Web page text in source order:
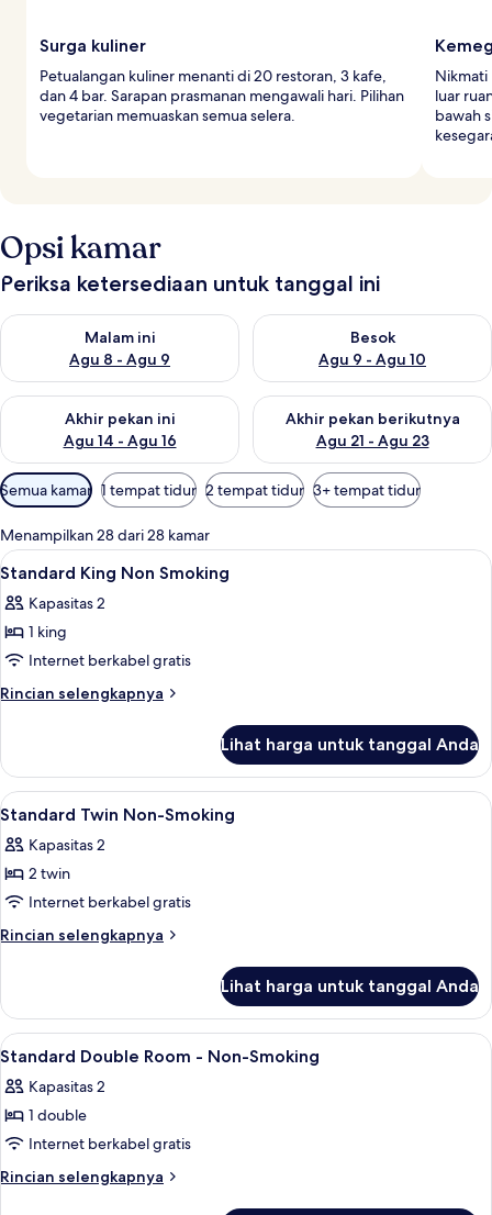
Surga kuliner
Petualangan kuliner menanti di 20 restoran, 3 kafe,
dan 4 bar. Sarapan prasmanan mengawali hari. Pilihan
vegetarian memuaskan semua selera.
Nikmati
luar
bawah
Opsi kamar
Periksa ketersediaan untuk tanggal ini
Malam ini
Agu 8 - Agu 9
Periksa ketersediaan untuk malam ini Agu 8 - Agu 9
Besok
Agu 9 - Agu 10
Periksa ketersediaan untuk
Akhir pekan ini
Agu 14 - Agu 16
Periksa ketersediaan untuk akhir pekan ini Agu 14 - Agu 16
Akhir pekan berikutnya
Agu 21 - Agu 23
Periksa ketersediaan untuk
Filter
tersedia
untuk
kamar
Semua kamar 1 tempat tidur 2 tempat tidur 3+ tempat tidur
Menampilkan 28 dari 28 kamar
Lihat
semua
foto
untuk
Standard
King
Selimut bulu angsa, brankas, meja
7
Standard King Non Smoking
Kapasitas 2
1 king
Internet berkabel gratis
Rincian selengkapnya
Rincian
Standard
King
Non
Lihat harga untuk tanggal Anda
Lihat
semua
foto
untuk
Standard
Twin
Selimut bulu angsa, brankas, meja
9
Standard Twin Non-Smoking
Kapasitas 2
2 twin
Internet berkabel gratis
Rincian selengkapnya
Rincian
Standard
Twin
Non-
Lihat harga untuk tanggal Anda
Lihat
semua
foto
untuk
Standard
Double
Selimut bulu angsa, brankas, meja
10
Standard Double Room - Non-Smoking
Kapasitas 2
1 double
Internet berkabel gratis
Rincian selengkapnya
Rincian